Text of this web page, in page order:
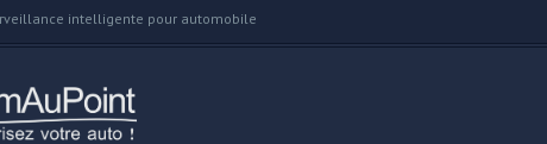
intelligente pour automobile